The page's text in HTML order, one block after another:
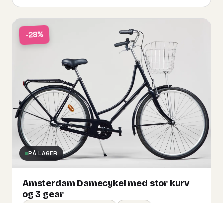
-28%
PÅ LAGER
Amsterdam Damecykel med stor kurv
og 3 gear